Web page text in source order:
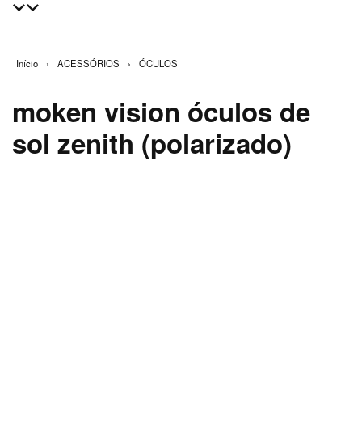
Início › ACESSÓRIOS › ÓCULOS
moken vision óculos de
sol zenith (polarizado)